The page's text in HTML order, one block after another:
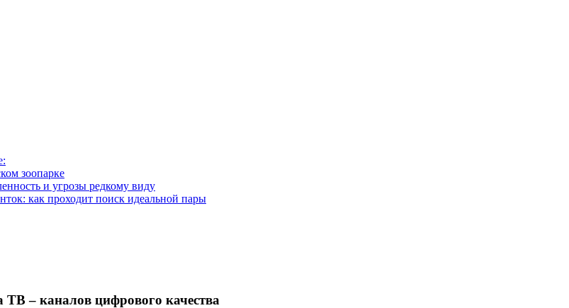
зоопарке
и угрозы редкому виду
как проходит поиск идеальной пары
ТВ – каналов цифрового качества